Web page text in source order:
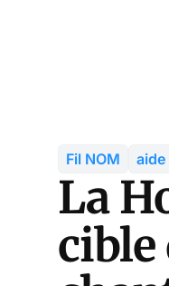
Fil NOM aide
La
cible